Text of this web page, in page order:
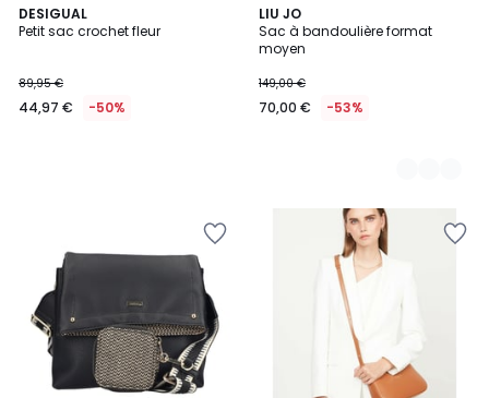
DESIGUAL
Petit sac crochet fleur
89,95 €
44,97 € -50%
LIU JO
Sac à bandoulière format
moyen
149,00 €
70,00 € -53%
3
Couleurs